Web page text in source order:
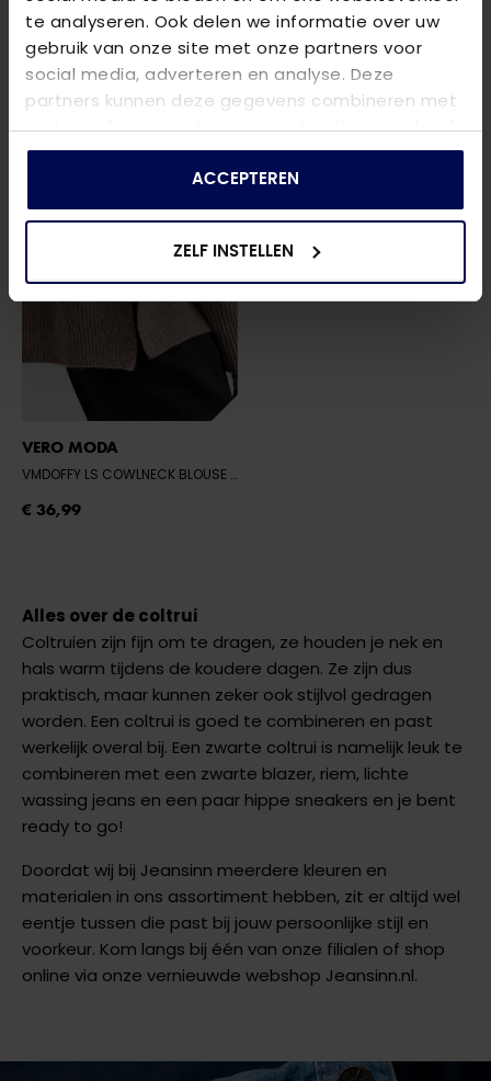
te analyseren. Ook delen we informatie over uw
gebruik van onze site met onze partners voor
social media, adverteren en analyse. Deze
partners kunnen deze gegevens combineren met
andere informatie die u aan ze heeft verstrekt of
die ze hebben verzameld op basis van uw gebruik
ACCEPTEREN
ZELF INSTELLEN
ONLJEANETT LIFE L/S RIB ROLLNECK CC - LIGHT GREY MELANGE
€ 39,99 € 36,99
VERO MODA
VMDOFFY LS COWLNECK BLOUSE GA NOOS
€ 36,99
Alles over de coltrui
Coltruien zijn fijn om te dragen, ze houden je nek en
hals warm tijdens de koudere dagen. Ze zijn dus
praktisch, maar kunnen zeker ook stijlvol gedragen
worden. Een coltrui is goed te combineren en past
werkelijk overal bij. Een zwarte coltrui is namelijk leuk te
combineren met een zwarte blazer, riem, lichte
wassing jeans en een paar hippe sneakers en je bent
ready to go!
Doordat wij bij Jeansinn meerdere kleuren en
materialen in ons assortiment hebben, zit er altijd wel
eentje tussen die past bij jouw persoonlijke stijl en
voorkeur. Kom langs bij één van onze filialen of shop
online via onze vernieuwde webshop Jeansinn.nl.